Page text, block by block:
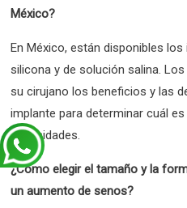
México?
En México, están disponibles
silicona y de solución salina.
su cirujano los beneficios y las
implante para determinar cuál
necesidades.
¿Cómo elegir el tamaño y la
un aumento de senos?